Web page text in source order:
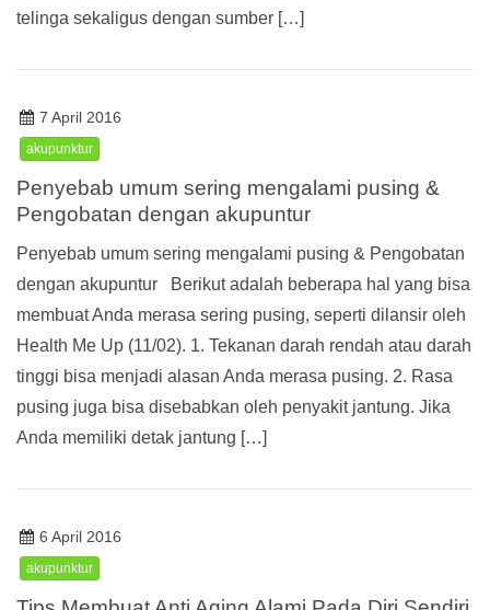
telinga sekaligus dengan sumber […]
7 April 2016
akupunktur
Penyebab umum sering mengalami pusing &
Pengobatan dengan akupuntur
Penyebab umum sering mengalami pusing & Pengobatan
dengan akupuntur Berikut adalah beberapa hal yang bisa
membuat Anda merasa sering pusing, seperti dilansir oleh
Health Me Up (11/02). 1. Tekanan darah rendah atau darah
tinggi bisa menjadi alasan Anda merasa pusing. 2. Rasa
pusing juga bisa disebabkan oleh penyakit jantung. Jika
Anda memiliki detak jantung […]
6 April 2016
akupunktur